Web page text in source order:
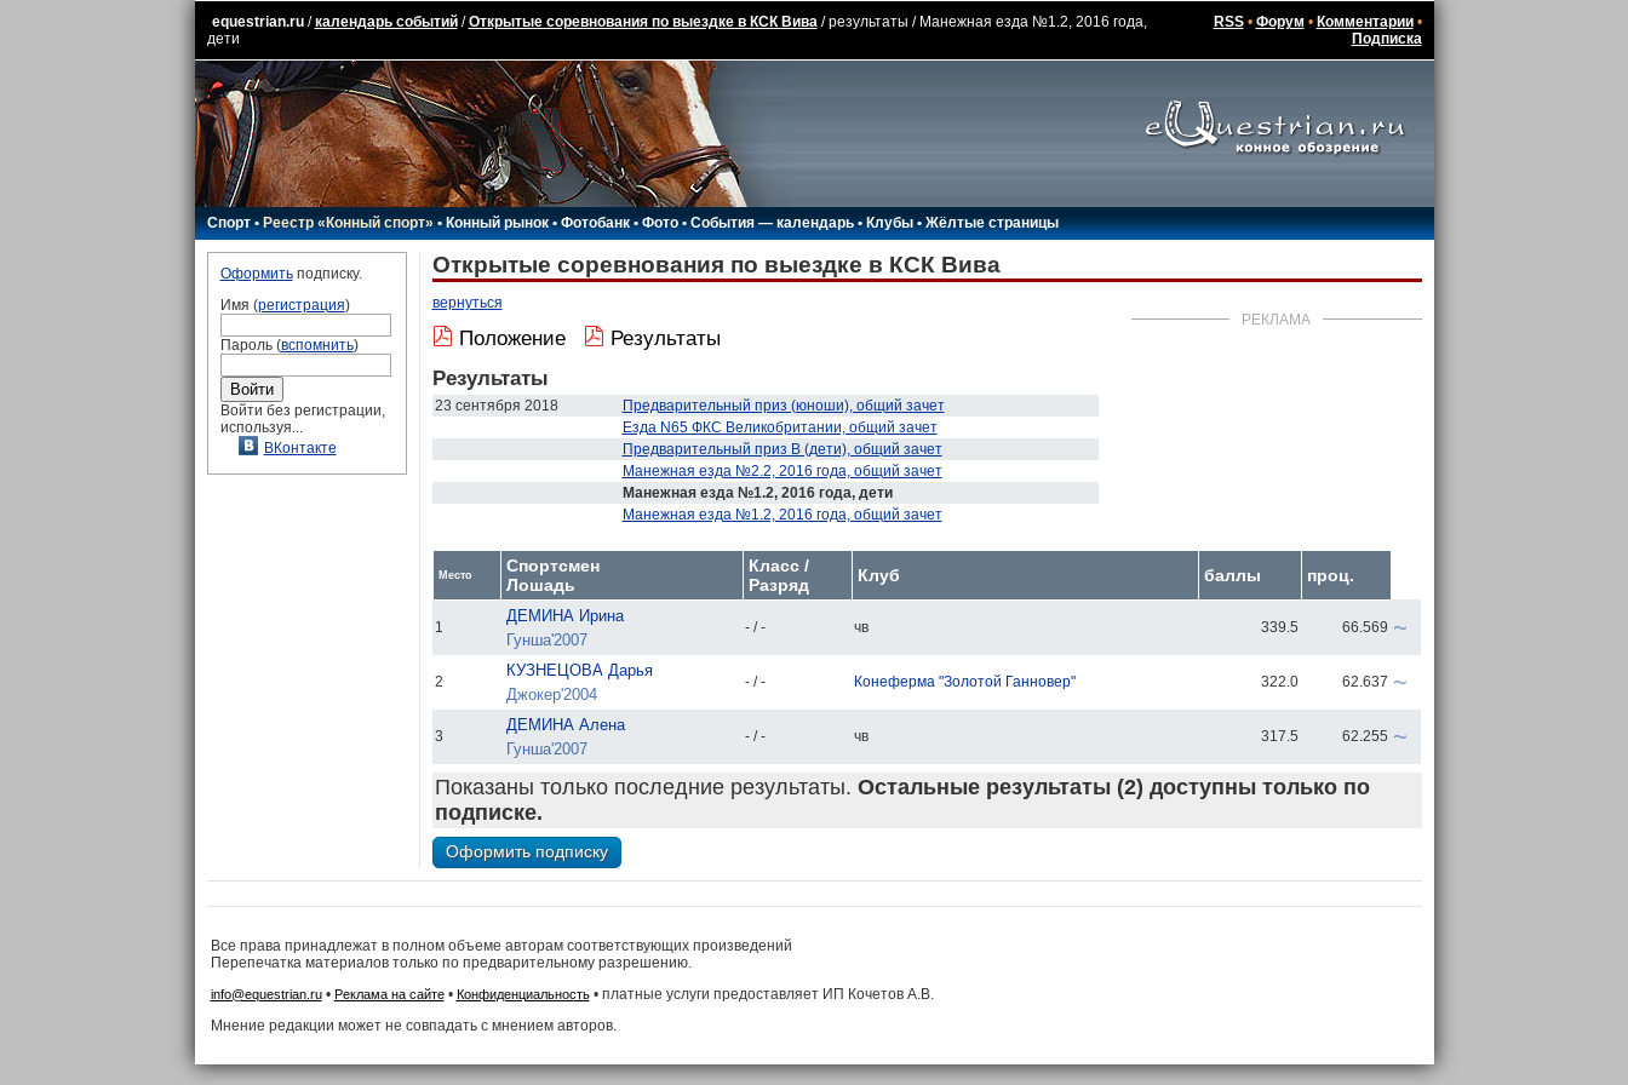
equestrian.ru/календарь событий/Открытые соревнования по выездке в КСК Вива/ результаты / Манежная езда №1.2, 2016 года,
дети
RSS• Форум • Комментарии•
Подписка
Спорт•Реестр «Конный спорт»•Конный рынок•Фотобанк •Фото•События — календарь•Клубы •Жёлтые страницы
Оформитьподписку.
Имя (регистрация)
Пароль (вспомнить)
Войти без регистрации,
используя...
ВКонтакте
Открытые соревнования по выездке в КСК Вива
вернуться
РЕКЛАМА
Положение Результаты
Результаты
23 сентября 2018
Предварительный приз (юноши), общий зачет
Езда N65 ФКС Великобритании, общий зачет
Предварительный приз В (дети), общий зачет
Манежная езда №2.2, 2016 года, общий зачет
Манежная езда №1.2, 2016 года, дети
Манежная езда №1.2, 2016 года, общий зачет
Место
Спортсмен
Лошадь
Класс /
Разряд
Клуб баллы проц.
1
ДЕМИНА Ирина
Гунша'2007
- / - чв 339.5 66.569 ~
2
КУЗНЕЦОВА Дарья
Джокер'2004
- / - Конеферма "Золотой Ганновер" 322.0 62.637 ~
3
ДЕМИНА Алена
Гунша'2007
- / - чв 317.5 62.255 ~
Показаны только последние результаты. Остальные результаты (2) доступны только по
подписке.
Все права принадлежат в полном объеме авторам соответствующих произведений
Перепечатка материалов только по предварительному разрешению.
info@equestrian.ru• Реклама на сайте• Конфиденциальность• платные услуги предоставляет ИП Кочетов А.В.
Мнение редакции может не совпадать с мнением авторов.